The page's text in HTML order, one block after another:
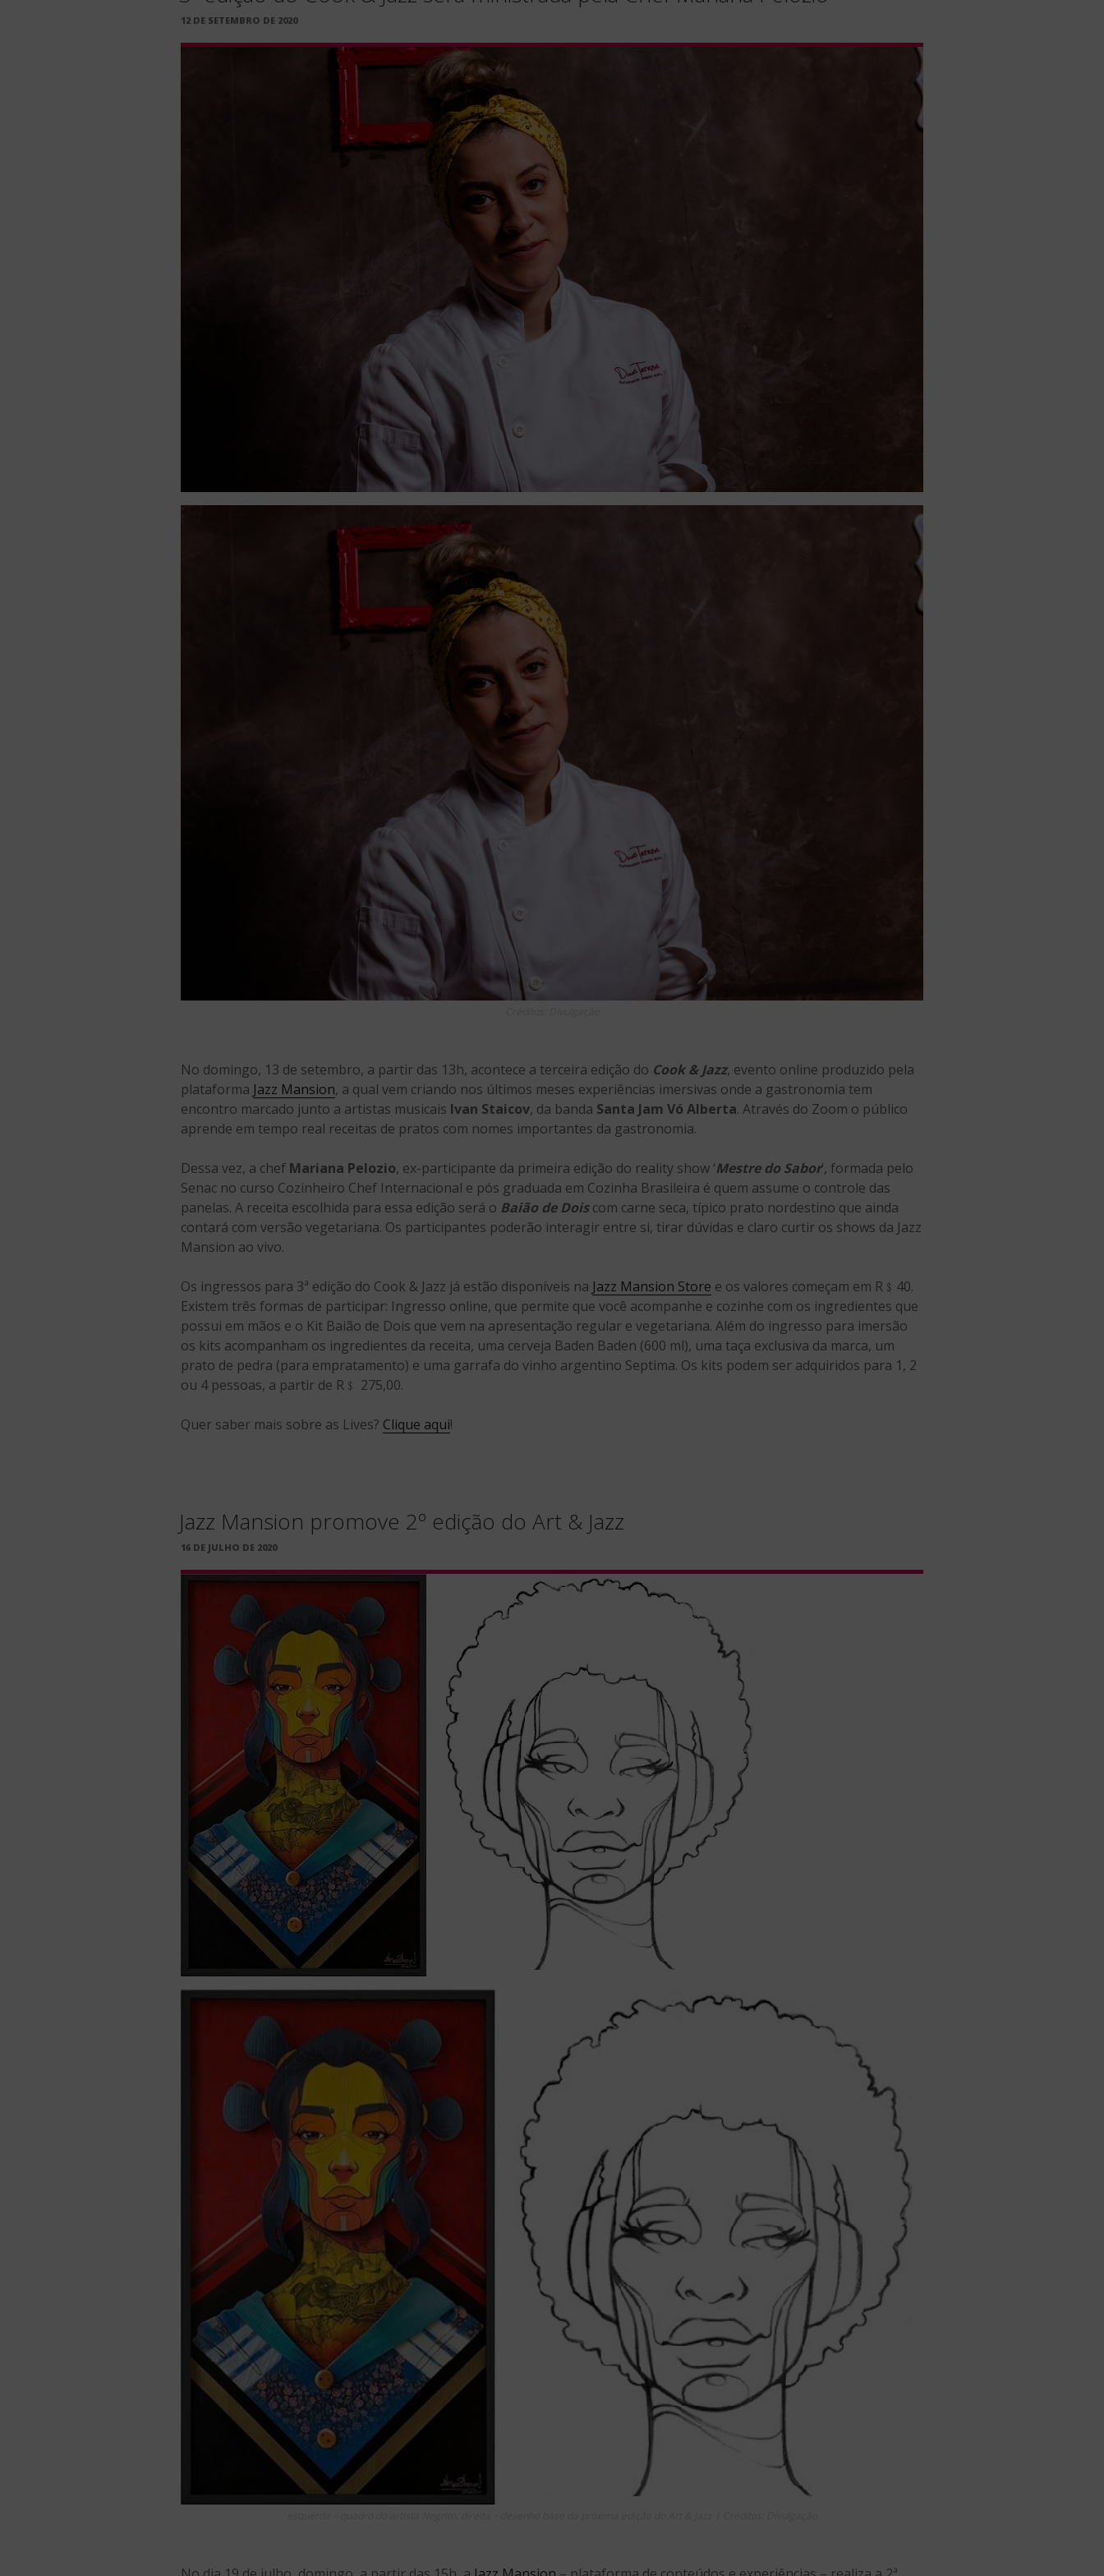
PUBLICADO
12 DE SETEMBRO DE 2020
No domingo, 13 de setembro, a partir das 13h, acontece a terceira edição do Cook & Jazz, evento online produzido pela
plataforma Jazz Mansion, a qual vem criando nos últimos meses experiências imersivas onde a gastronomia tem
encontro marcado junto a artistas musicais Ivan Staicov, da banda Santa Jam Vó Alberta. Através do Zoom o público
aprende em tempo real receitas de pratos com nomes importantes da gastronomia.
Dessa vez, a chef Mariana Pelozio, ex-participante da primeira edição do reality show ‘Mestre do Sabor‘, formada pelo
Senac no curso Cozinheiro Chef Internacional e pós graduada em Cozinha Brasileira é quem assume o controle das
panelas. A receita escolhida para essa edição será o Baião de Doiscom carne seca, típico prato nordestino que ainda
contará com versão vegetariana. Os participantes poderão interagir entre si, tirar dúvidas e claro curtir os shows da Jazz
Mansion ao vivo.
Os ingressos para 3ª edição do Cook & Jazz já estão disponíveis na Jazz Mansion Store e os valores começam em R﹩40.
Existem três formas de participar: Ingresso online, que permite que você acompanhe e cozinhe com os ingredientes que
possui em mãos e o Kit Baião de Dois que vem na apresentação regular e vegetariana. Além do ingresso para imersão
os kits acompanham os ingredientes da receita, uma cerveja Baden Baden (600 ml), uma taça exclusiva da marca, um
prato de pedra (para empratamento) e uma garrafa do vinho argentino Septima. Os kits podem ser adquiridos para 1, 2
ou 4 pessoas, a partir de R﹩ 275,00.
Quer saber mais sobre as Lives? Clique aqui!
Jazz Mansion promove 2º edição do Art & Jazz
PUBLICADO
16 DE JULHO DE 2020